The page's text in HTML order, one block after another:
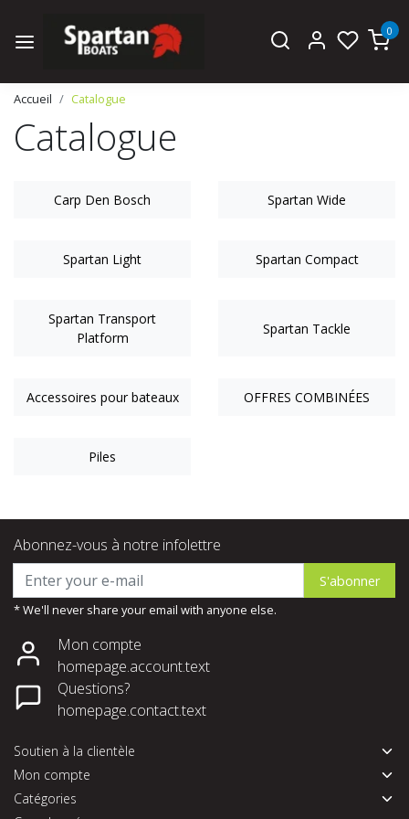
0
Accueil Catalogue
Catalogue
Carp Den Bosch Spartan Wide
Spartan Light Spartan Compact
Spartan Transport
Platform
Spartan Tackle
Accessoires pour bateaux OFFRES COMBINÉES
Piles
Abonnez-vous à notre infolettre
S'abonner
* We'll never share your email with anyone else.
Mon compte
homepage.account.text
Questions?
homepage.contact.text
Soutien à la clientèle
Mon compte
Catégories